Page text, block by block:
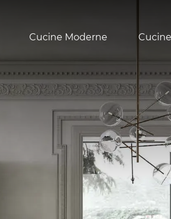
Cucine Moderne